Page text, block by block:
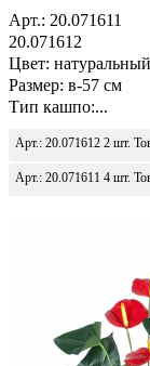
Арт.: 20.071611
20.071612
Цвет:
Размер: в-57 см
Тип кашпо:...
Арт.: 20.071612 2 шт.
Арт.: 20.071611 4 шт.